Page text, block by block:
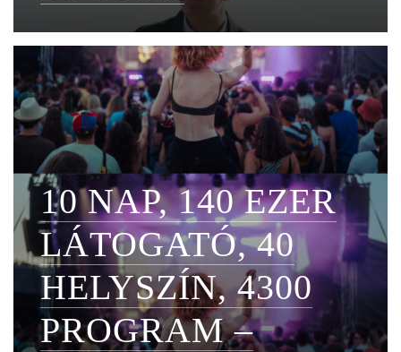
10 NAP, 140 EZER
LÁTOGATÓ, 40
HELYSZÍN, 4300
PROGRAM –